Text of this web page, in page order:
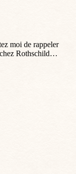
moi de rappeler
chez Rothschild…